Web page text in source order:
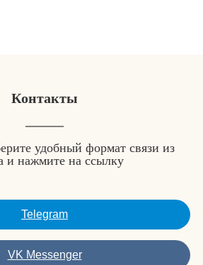
Контакты
удобный формат связи из
и нажмите на ссылку
Telegram
VK Messenger